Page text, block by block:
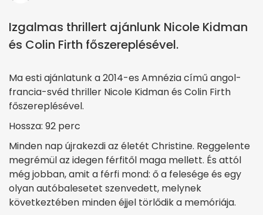
Izgalmas thrillert ajánlunk Nicole Kidman
és Colin Firth főszereplésével.
Ma esti ajánlatunk a 2014-es Amnézia című angol-
francia-svéd thriller Nicole Kidman és Colin Firth
főszereplésével.
Hossza: 92 perc
Minden nap újrakezdi az életét Christine. Reggelente
megrémül az idegen férfitől maga mellett. És attól
még jobban, amit a férfi mond: ő a felesége és egy
olyan autóbalesetet szenvedett, melynek
következtében minden éjjel törlődik a memóriája.